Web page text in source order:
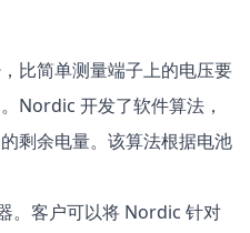
比简单测量端子上的电压要
Nordic 开发了软件算法，
剩余电量。该算法根据电池
。客户可以将 Nordic 针对